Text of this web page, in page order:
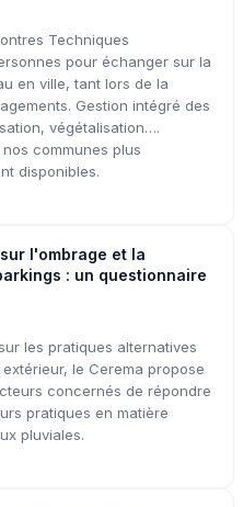
Techniques
pour échanger sur la
en ville, tant lors de la
Gestion intégré des
végétalisation….
communes plus
disponibles.
l'ombrage et la
: un questionnaire
les pratiques alternatives
le Cerema propose
concernés de répondre
pratiques en matière
pluviales.